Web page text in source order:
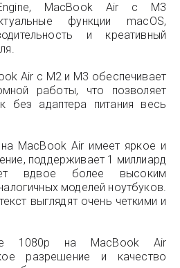
MacBook Air с M3
функции macOS,
и креативный
Air с M2 и M3 обеспечивает
работы, что позволяет
без адаптера питания весь
MacBook Air имеет яркое и
поддерживает 1 миллиард
вдвое более высоким
моделей ноутбуков.
выглядят очень четкими и
1080p на MacBook Air
разрешение и качество